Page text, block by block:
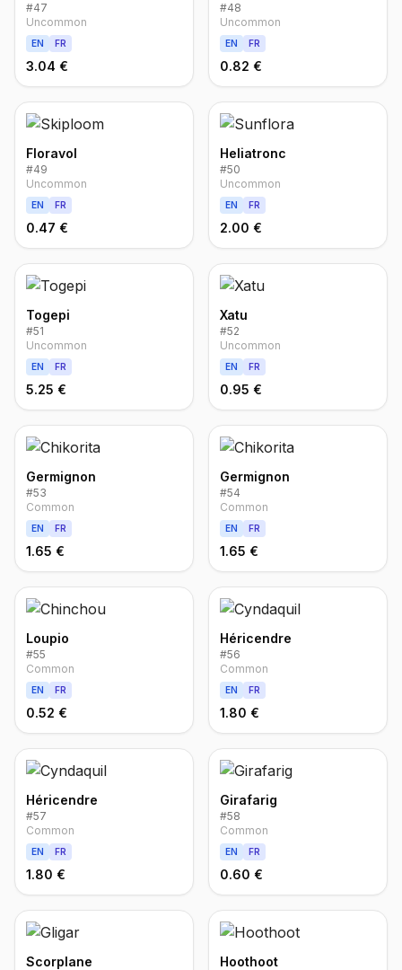
#47
Uncommon
EN FR
3.04 €
#48
Uncommon
EN FR
0.82 €
Floravol
#49
Uncommon
EN FR
0.47 €
Heliatronc
#50
Uncommon
EN FR
2.00 €
Togepi
#51
Uncommon
EN FR
5.25 €
Xatu
#52
Uncommon
EN FR
0.95 €
Germignon
#53
Common
EN FR
1.65 €
Germignon
#54
Common
EN FR
1.65 €
Loupio
#55
Common
EN FR
0.52 €
Héricendre
#56
Common
EN FR
1.80 €
Héricendre
#57
Common
EN FR
1.80 €
Girafarig
#58
Common
EN FR
0.60 €
Scorplane Hoothoot